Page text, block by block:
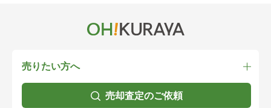
売りたい方へ
売却査定のご依頼